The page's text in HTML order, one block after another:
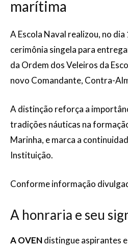
marítima
A Escola Naval realizou, no
cerimônia singela para
da Ordem dos Veleiros da
novo Comandante, Contra-
A distinção reforça a
tradições náuticas na
Marinha, e marca a
Instituição.
Conforme informação
A honraria e seu
A OVENdistingue aspirantes